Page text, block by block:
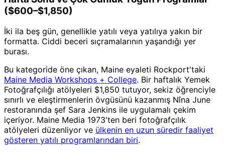
($600–$1,850)
İki ila beş gün, genellikle yatılı veya yatılıya yakın bir
formatta. Ciddi beceri sıçramalarının yaşandığı yer
burası.
Bu kategoride öne çıkan, Maine eyaleti Rockport'taki
Maine Media Workshops + College. Bir haftalık Yemek
Fotoğrafçılığı atölyeleri $1,850 tutuyor, sekiz öğrenciyle
sınırlı ve eleştirmenlerin övgüsünü kazanmış Nîna June
restoranında şef Sara Jenkins ile uygulamalı çekim
içeriyor. Maine Media 1973'ten beri fotoğrafçılık
atölyeleri düzenliyor ve ülkenin en uzun süredir faaliyet
gösteren yatılı programlarından biri.